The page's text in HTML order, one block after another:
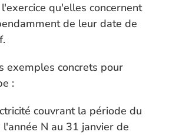
qu'elles concernent
de leur date de
exemples concrets pour
:
couvrant la période du
N au 31 janvier de